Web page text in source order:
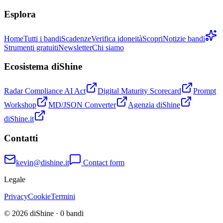
Esplora
HomeTutti i bandiScadenzeVerifica idoneitàScopriNotizie bandi
Strumenti gratuitiNewsletterChi siamo
Ecosistema diShine
Radar Compliance AI Act Digital Maturity Scorecard
Prompt
Workshop
MD/JSON Converter
Agenzia diShine
diShine.it
Contatti
kevin@dishine.it
Contact form
Legale
PrivacyCookieTermini
© 2026 diShine · 0 bandi